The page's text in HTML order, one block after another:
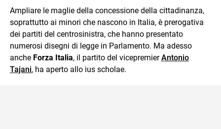
Ampliare le maglie della concessione della cittadinanza,
soprattutto ai minori che nascono in Italia, è prerogativa
dei partiti del centrosinistra, che hanno presentato
numerosi disegni di legge in Parlamento. Ma adesso
anche Forza Italia, il partito del vicepremierAntonio
Tajani, ha aperto allo ius scholae.